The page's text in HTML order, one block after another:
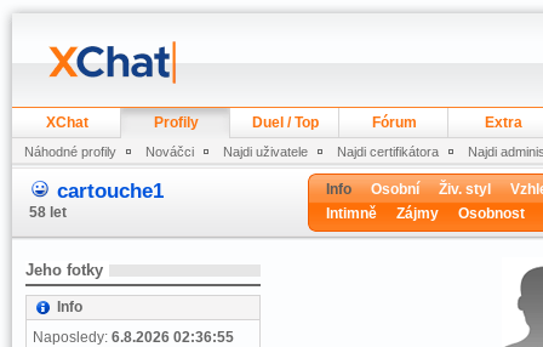
XChat Profily Duel / Top Fórum Extra
Náhodné profily Nováčci Najdi uživatele Najdi certifikátora Najdi
cartouche1
58 let
Info Osobní Živ. styl
Intimně
Zájmy Osobnost
Jeho fotky
Info
Naposledy: 6.8.2026 02:36:55